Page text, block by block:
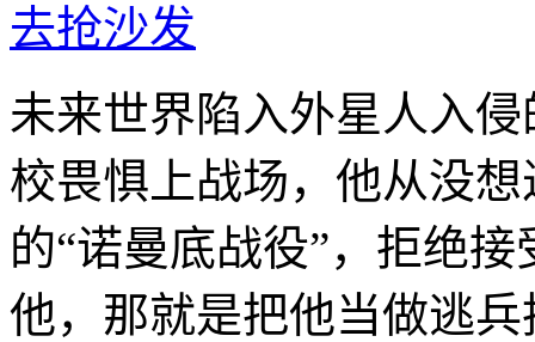
去抢沙发
未来世界陷入外星人入
校畏惧上战场，他从没
的“诺曼底战役”，拒绝
他，那就是把他当做逃